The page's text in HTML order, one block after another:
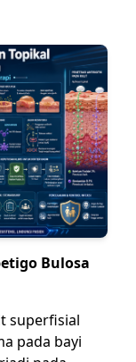
Bulosa
superfisial
pada bayi